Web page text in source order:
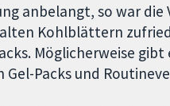
anbelangt, so war
Kohlblättern
Möglicherweise
Packs und